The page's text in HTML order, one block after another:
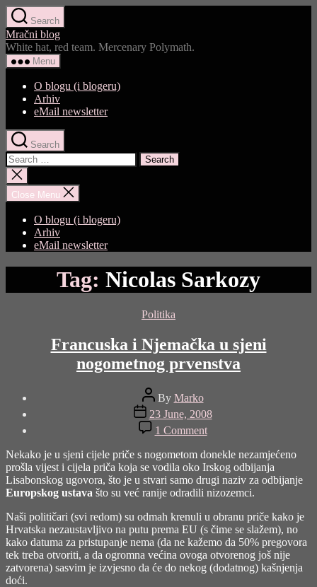
Skip
to
the
content
Search
Mračni blog
White hat, red team. Mercenary Polymath.
Menu
O blogu (i blogeru)
Arhiv
eMail newsletter
Search
Search
for:
Close
search
Close Menu
O blogu (i blogeru)
Arhiv
eMail newsletter
Tag: Nicolas Sarkozy
Categories
Politika
Francuska i Njemačka u sjeni
nogometnog prvenstva
Post
author
By Marko
Post
date
23 June, 2008
1 Commenton
Francuska
i
Njemačka
u
sjeni
prvenstva
Nekako je u sjeni cijele priče s nogometom donekle nezamjećeno
prošla vijest i cijela priča koja se vodila oko Irskog odbijanja
Lisabonskog ugovora, što je u stvari samo drugi naziv za odbijanje
Europskog ustava što su već ranije odradili nizozemci.
Naši političari (svi redom) su odmah krenuli u obranu priče kako je
Hrvatska nezaustavljivo na putu prema EU (s čime se slažem), no
kako datuma za pristupanje nema (da ne kažemo da 50% pregovora
tek treba otvoriti, a da ogromna većina ovoga otvorenog još nije
zatvorena) sasvim je izvjesno da će do nekog (dodatnog) kašnjenja
doći.